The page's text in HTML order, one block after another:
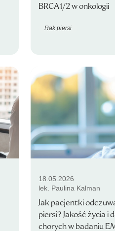
BRCA1/2 w onkologii
Rak piersi
18.05.2026
lek. Paulina Kalman
Jak pacjentki
piersi? Jakość życia i
chorych w badaniu